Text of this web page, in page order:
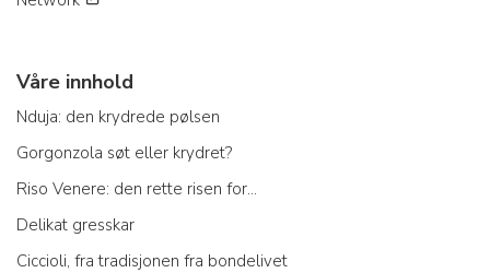
Våre innhold
Nduja: den krydrede pølsen
Gorgonzola søt eller krydret?
Riso Venere: den rette risen for...
Delikat gresskar
Ciccioli, fra tradisjonen fra bondelivet